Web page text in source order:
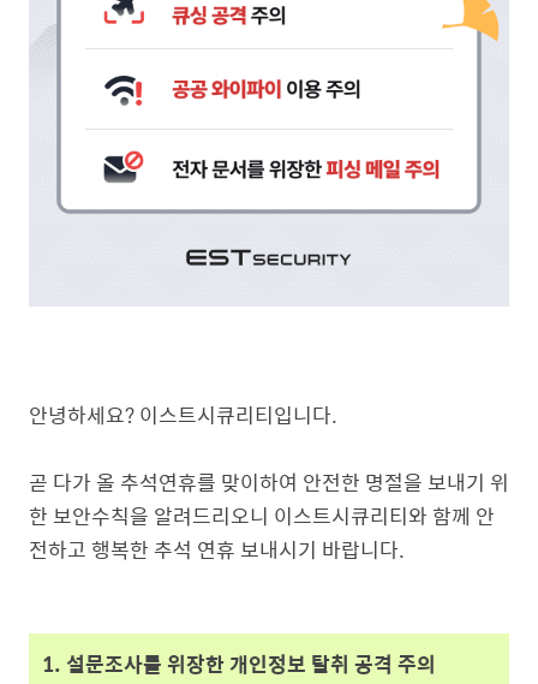
안녕하세요? 이스트시큐리티입니다.
곧 다가 올 추석연휴를 맞이하여 안전한 명절을 보내기 위
한 보안수칙을 알려드리오니 이스트시큐리티와 함께 안
전하고 행복한 추석 연휴 보내시기 바랍니다.
1. 설문조사를 위장한 개인정보 탈취 공격 주의